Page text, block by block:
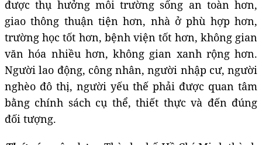
được thụ hưởng môi trường sống an toàn hơn,
giao thông thuận tiện hơn, nhà ở phù hợp hơn,
trường học tốt hơn, bệnh viện tốt hơn, không gian
văn hóa nhiều hơn, không gian xanh rộng hơn.
Người lao động, công nhân, người nhập cư, người
nghèo đô thị, người yếu thế phải được quan tâm
bằng chính sách cụ thể, thiết thực và đến đúng
đối tượng.